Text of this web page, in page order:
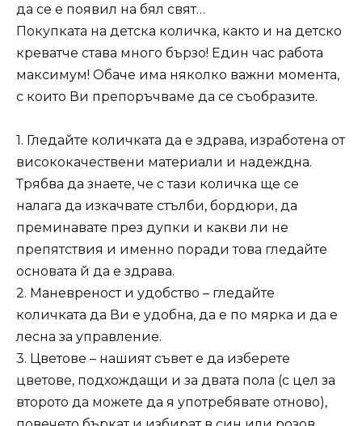
да се е появил на бял свят…
Покупката на детска количка, както и на детско
креватче става много бързо! Един час работа
максимум! Обаче има няколко важни момента,
с които Ви препоръчваме да се съобразите.
1. Гледайте количката да е здрава, изработена от
висококачествени материали и надеждна.
Трябва да знаете, че с тази количка ще се
налага да изкачвате стълби, бордюри, да
преминавате през дупки и какви ли не
препятствия и именно поради това гледайте
основата й да е здрава.
2. Маневреност и удобство – гледайте
количката да Ви е удобна, да е по мярка и да е
лесна за управление.
3. Цветове – нашият съвет е да изберете
цветове, подхождащи и за двата пола (с цел за
второто да можете да я употребявате отново),